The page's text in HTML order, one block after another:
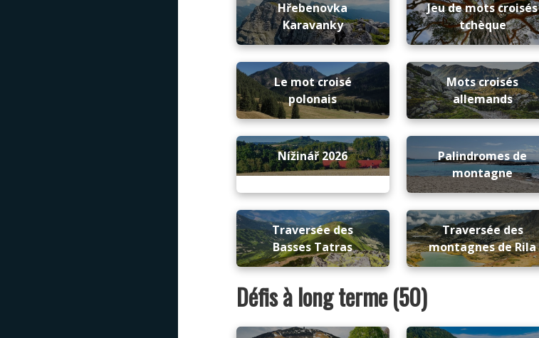
Hřebenovka
Karavanky
Jeu de mots croisés
tchèque
Le mot croisé
polonais
Mots croisés
allemands
Nížinář 2026
Palindromes de
montagne
Traversée des
Basses Tatras
Traversée des
montagnes de Rila
Défis à long terme (50)